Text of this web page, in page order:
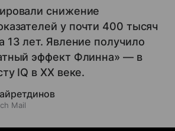
снижение
у почти 400 тысяч
13 лет. Явление получило
эффект Флинна» — в
IQ в XX веке.
Mail